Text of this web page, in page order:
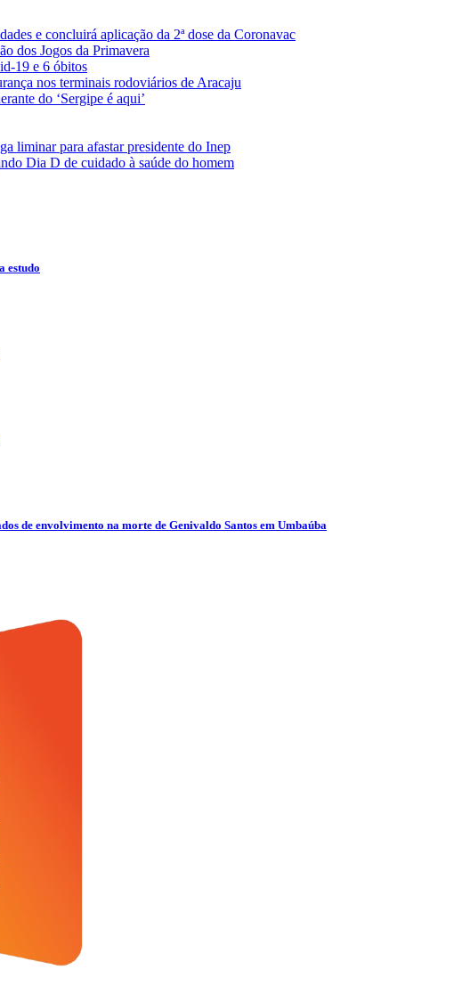
e concluirá aplicação da 2ª dose da Coronavac
dos Jogos da Primavera
19 e 6 óbitos
nos terminais rodoviários de Aracaju
do ‘Sergipe é aqui’
liminar para afastar presidente do Inep
Dia D de cuidado à saúde do homem
estudo
de envolvimento na morte de Genivaldo Santos em Umbaúba